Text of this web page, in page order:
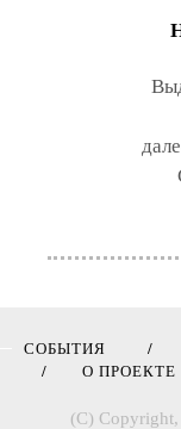
СОБЫТИЯ
О ПРОЕКТЕ
(C) Copyright,